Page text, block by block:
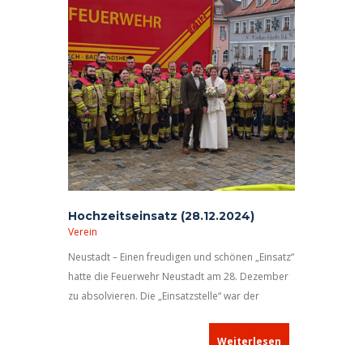
weiteren Abholauftrag – und einer kleinen, süßen
Zugabe. Vielen Dank
Hochzeitseinsatz (28.12.2024)
Verein
Neustadt – Einen freudigen und schönen „Einsatz“
hatte die Feuerwehr Neustadt am 28. Dezember
zu absolvieren. Die „Einsatzstelle“ war der
Neustädter Feuerwehrmann Florian und seine
Weiterlesen